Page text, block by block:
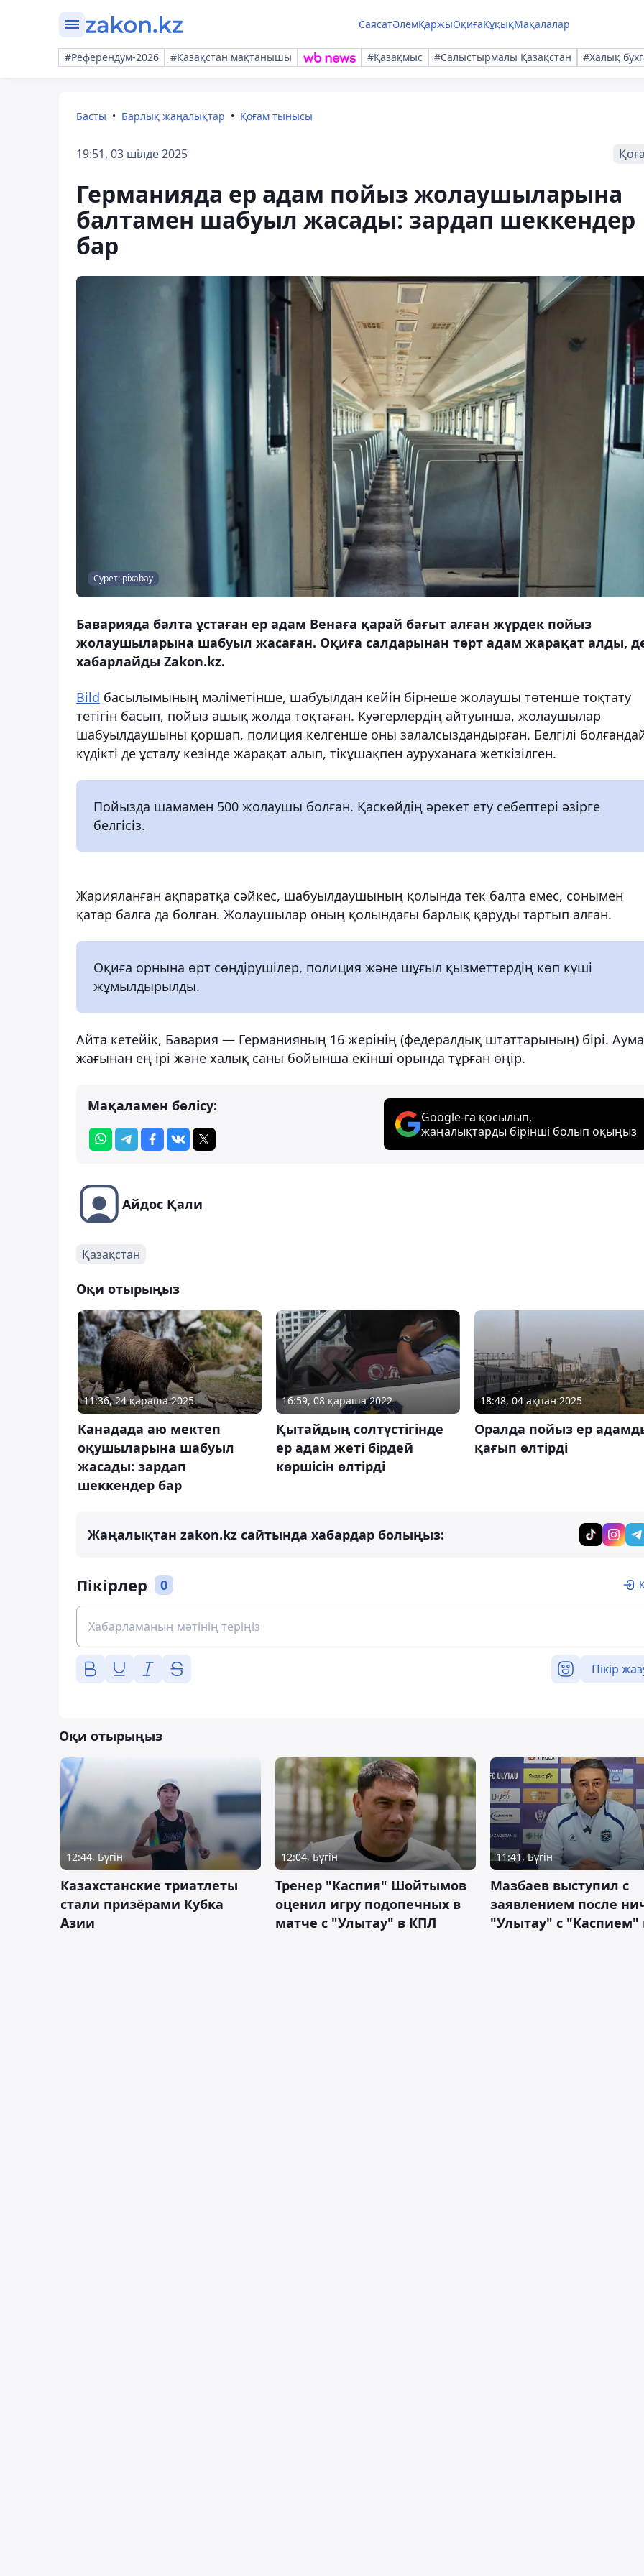
СаясатӘлемҚаржыОқиғаҚұқықМақалалар
#Референдум-2026 #Қазақстан мақтанышы #Қазақмыс #Салыстырмалы Қазақстан #Халық
Басты Барлық жаңалықтар Қоғам тынысы
19:51, 03 шілде 2025
Германияда ер адам пойыз жолаушыларына
балтамен шабуыл жасады: зардап шеккендер
бар
Сурет: pixabay
Баварияда балта ұстаған ер адам Венаға қарай бағыт алған жүрдек пойыз
жолаушыларына шабуыл жасаған. Оқиға салдарынан төрт адам жарақат алды,
хабарлайды Zakon.kz.
Bild басылымының мәліметінше, шабуылдан кейін бірнеше жолаушы төтенше тоқтату
тетігін басып, пойыз ашық жолда тоқтаған. Куәгерлердің айтуынша, жолаушылар
шабуылдаушыны қоршап, полиция келгенше оны залалсыздандырған. Белгілі
күдікті де ұсталу кезінде жарақат алып, тікұшақпен ауруханаға жеткізілген.
Пойызда шамамен 500 жолаушы болған. Қаскөйдің әрекет ету себептері әзірге
белгісіз.
Жарияланған ақпаратқа сәйкес, шабуылдаушының қолында тек балта емес, сонымен
қатар балға да болған. Жолаушылар оның қолындағы барлық қаруды тартып алған.
Оқиға орнына өрт сөндірушілер, полиция және шұғыл қызметтердің көп күші
жұмылдырылды.
Айта кетейік, Бавария — Германияның 16 жерінің (федералдық штаттарының) бірі.
жағынан ең ірі және халық саны бойынша екінші орында тұрған өңір.
Мақаламен бөлісу:
Google-ға қосылып,
жаңалықтарды бірінші болып оқыңыз
Айдос Қали
Қазақстан
Оқи отырыңыз
11:36, 24 қараша 2025
Канадада аю мектеп
оқушыларына шабуыл
жасады: зардап
шеккендер бар
16:59, 08 қараша 2022
Қытайдың солтүстігінде
ер адам жеті бірдей
көршісін өлтірді
18:48, 04 ақпан 2025
Оралда пойыз ер
қағып өлтірді
Жаңалықтан zakon.kz сайтында хабардар болыңыз:
Пікірлер 0
Пікір
Оқи отырыңыз
12:44, Бүгін
Казахстанские триатлеты
стали призёрами Кубка
Азии
12:04, Бүгін
Тренер "Каспия" Шойтымов
оценил игру подопечных в
матче с "Улытау" в КПЛ
11:41, Бүгін
Мазбаев выступил с
заявлением после
"Улытау" с "Каспием"